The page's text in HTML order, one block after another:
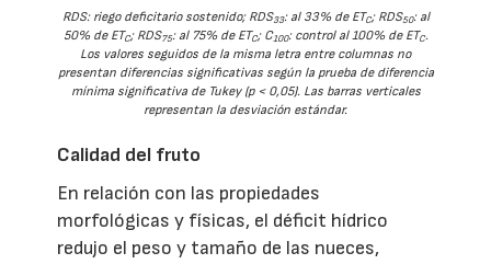
RDS: riego deficitario sostenido; RDS33: al 33% de ETC; RDS50: al
50% de ETC; RDS75: al 75% de ETC; C100: control al 100% de ETC.
Los valores seguidos de la misma letra entre columnas no
presentan diferencias significativas según la prueba de diferencia
mínima significativa de Tukey (p < 0,05). Las barras verticales
representan la desviación estándar.
Calidad del fruto
En relación con las propiedades
morfológicas y físicas, el déficit hídrico
redujo el peso y tamaño de las nueces,